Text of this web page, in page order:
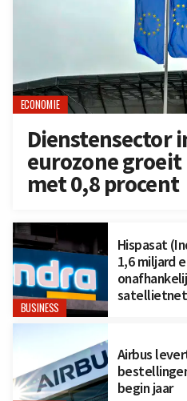
ECONOMIE
Dienstensector
eurozone groeit
met 0,8 procent
BUSINESS
Hispasat
1,6 miljard
Airbus
begin jaar